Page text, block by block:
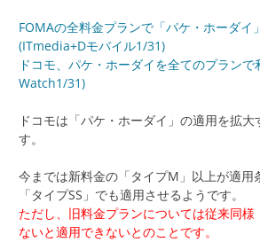
FOMAの全料金プランで「パケ・ホーダイ
(ITmedia+Dモバイル1/31)
ドコモ、パケ・ホーダイを全てのプランで
Watch1/31)
ドコモは「パケ・ホーダイ」の適用を拡
す。
今までは新料金の「タイプM」以上が適用
「タイプSS」でも適用させるようです。
ただし、旧料金プランについては従来同
ないと適用できないとのことです。